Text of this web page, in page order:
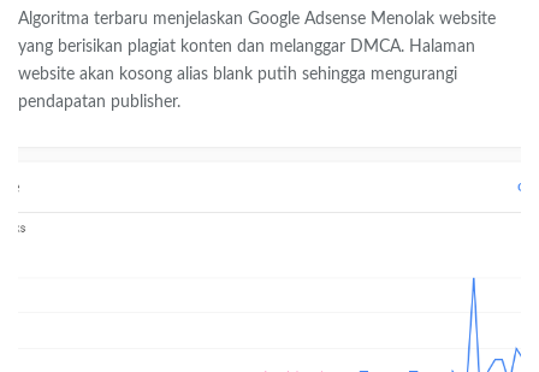
Algoritma terbaru menjelaskan Google Adsense Menolak website
yang berisikan plagiat konten dan melanggar DMCA. Halaman
website akan kosong alias blank putih sehingga mengurangi
pendapatan publisher.